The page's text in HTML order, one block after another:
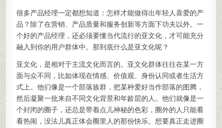
很多产品经理一定都想知道：怎样才能做得出年轻人喜爱的产
品？除了在营销、产品质量和服务创新等方面下功夫以外。一
个好的产品经理，还必须要懂当代流行的亚文化，才可能充分
融入到你的用户群体中。那到底什么是亚文化呢？
亚文化，是相对于主流文化而言的。亚文化群体往往在某一方
面与众不同，比如体现在情感、价值观、身份认同或者生活方
式上。他们像是一个部落族群，把某种爱好当作部落的图腾，
然后凝聚一批来自不同文化背景和年龄层的人。他们就像是一
个封闭的圈子，还总是带着点儿神秘的色彩，圈外的人只能看
看热闹，没法儿真正体会圈里人的那份快乐。想要真正走进圈